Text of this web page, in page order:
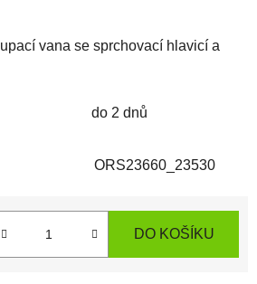
vana se sprchovací hlavicí a
do 2 dnů
ORS23660_23530
DO KOŠÍKU